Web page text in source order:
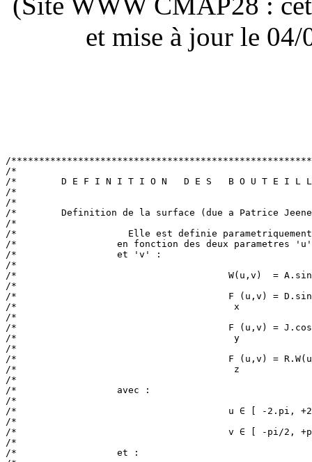
et mise à jour le
/
/*
/*        D E F I N I T I O N   D E S   B O U T E I
/*
/*
/*        Definition de la surface (due a Patrice
/*
/*                    Elle est definie
/*                  en fonction des deux
/*                  et 'v' :
/*
/*                                      W(u,v)  =
/*
/*                                      F (u,v) =
/*                                       x
/*
/*                                      F (u,v) =
/*                                       y
/*
/*                                      F (u,v) =
/*                                       z
/*
/*                  avec :
/*
/*                                      u ∈ [ -
/*
/*                                      v ∈ [ -pi/2,
/*
/*                  et :